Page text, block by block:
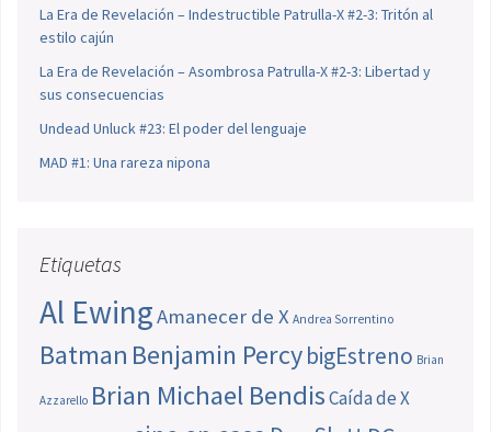
La Era de Revelación – Indestructible Patrulla-X #2-3: Tritón al
estilo cajún
La Era de Revelación – Asombrosa Patrulla-X #2-3: Libertad y
sus consecuencias
Undead Unluck #23: El poder del lenguaje
MAD #1: Una rareza nipona
Etiquetas
Al EwingAmanecer de X Andrea Sorrentino
Batman Benjamin PercybigEstreno Brian
Azzarello Brian Michael BendisCaída de X